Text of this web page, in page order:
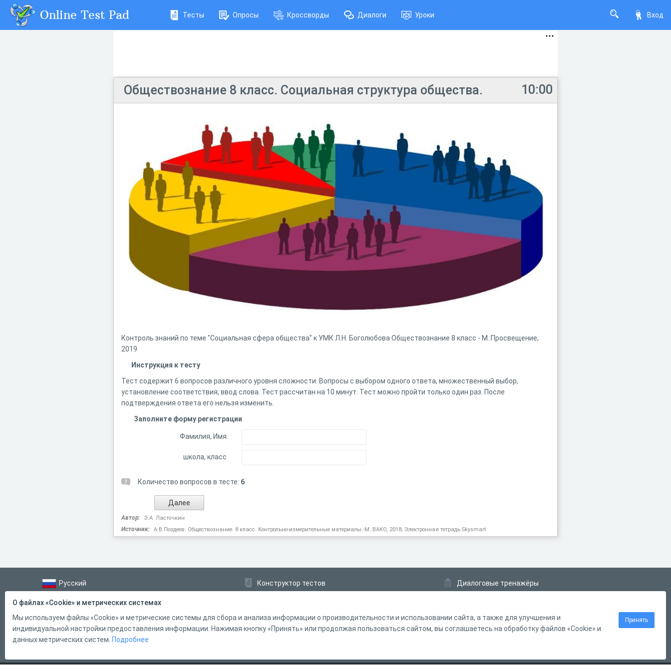
Вход
Online Test Pad Тесты Опросы Кроссворды Диалоги Уроки
10:00
Обществознание 8 класс. Социальная структура общества.
Контроль знаний по теме "Социальная сфера общества" к УМК Л.Н. Боголюбова Обществознание 8 класс - М.:Просвещение,
2019
Инструкция к тесту
Тест содержит 6 вопросов различного уровня сложности. Вопросы с выбором одного ответа, множественный выбор,
установление соответствия, ввод слова. Тест рассчитан на 10 минут. Тест можно пройти только один раз. После
подтверждения ответа его нельзя изменить.
Заполните форму регистрации
Фамилия, Имя
школа, класс
Количество вопросов в тесте: 6
Автор: Э.А. Ласточкин
Источник: А.В.Поздеев. Обществознание. 8 класс. Контрольно-измерительные материалы.-М.:ВАКО, 2018; Электронная тетрадь Skysmart
Русский
Справка
Форма обратной связи
Контакты
Конструктор тестов
Конструктор кроссвордов
Диалоговые тренажёры
Система Дистанционного Обучения
О файлах «Cookie» и метрических системах
Мы используем файлы «Cookie» и метрические системы для сбора и анализа информации о производительности и использовании сайта, а также для улучшения и
индивидуальной настройки предоставления информации. Нажимая кнопку «Принять» или продолжая пользоваться сайтом, вы соглашаетесь на обработку файлов «Cookie» и
данных метрических систем. Подробнее
Принять